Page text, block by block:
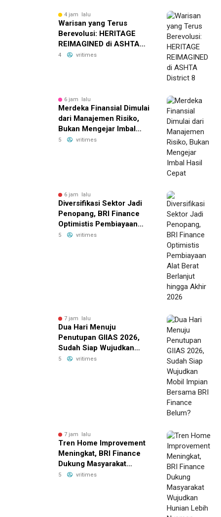
4 jam lalu
Warisan yang Terus
Berevolusi: HERITAGE
REIMAGINED di ASHTA
District 8
4 vritimes
6 jam lalu
Merdeka Finansial Dimulai
dari Manajemen Risiko,
Bukan Mengejar Imbal
Hasil Cepat
5 vritimes
6 jam lalu
Diversifikasi Sektor Jadi
Penopang, BRI Finance
Optimistis Pembiayaan
Alat Berat Berlanjut hingga
5 vritimes
7 jam lalu
Dua Hari Menuju
Penutupan GIIAS 2026,
Sudah Siap Wujudkan
Mobil Impian Bersama BRI
5 vritimes
7 jam lalu
Tren Home Improvement
Meningkat, BRI Finance
Dukung Masyarakat
Wujudkan Hunian Lebih
5 vritimes